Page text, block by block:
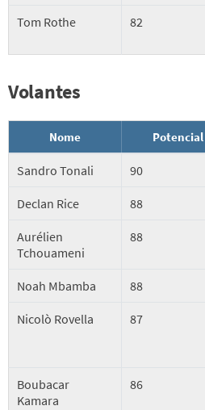
Tom Rothe 82
Volantes
Nome Potencial
Sandro Tonali 90
Declan Rice 88
Aurélien
Tchouameni
88
Noah Mbamba 88
Nicolò Rovella 87
Boubacar
Kamara
86